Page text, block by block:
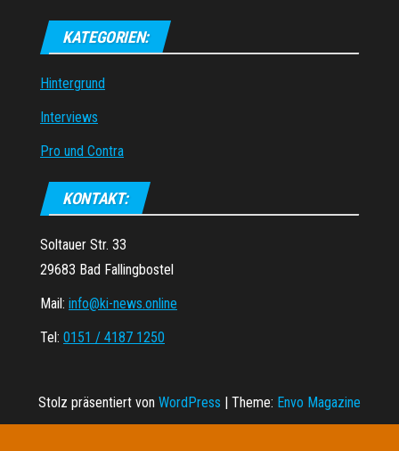
KATEGORIEN:
Hintergrund
Interviews
Pro und Contra
KONTAKT:
Soltauer Str. 33
29683 Bad Fallingbostel
Mail: info@ki-news.online
Tel: 0151 / 4187 1250
Stolz präsentiert von WordPress Theme: Envo Magazine